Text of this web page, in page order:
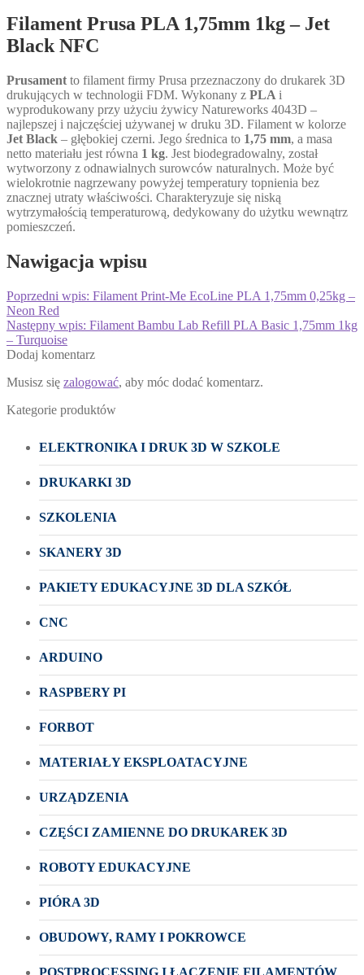
Filament Prusa PLA 1,75mm 1kg – Jet
Black NFC
Prusament to filament firmy Prusa przeznaczony do drukarek 3D
drukujących w technologii FDM. Wykonany z PLA i
wyprodukowany przy użyciu żywicy Natureworks 4043D –
najlepszej i najczęściej używanej w druku 3D. Filament w kolorze
Jet Black – głębokiej czerni. Jego średnica to 1,75 mm, a masa
netto materiału jest równa 1 kg. Jest biodegradowalny, został
wytworzony z odnawialnych surowców naturalnych. Może być
wielokrotnie nagrzewany powyżej temperatury topnienia bez
znacznej utraty właściwości. Charakteryzuje się niską
wytrzymałością temperaturową, dedykowany do użytku wewnątrz
pomieszczeń.
Nawigacja wpisu
Poprzedni wpis: Filament Print-Me EcoLine PLA 1,75mm 0,25kg –
Neon Red
Następny wpis: Filament Bambu Lab Refill PLA Basic 1,75mm 1kg
– Turquoise
Dodaj komentarz
Musisz się zalogować, aby móc dodać komentarz.
Kategorie produktów
ELEKTRONIKA I DRUK 3D W SZKOLE
DRUKARKI 3D
SZKOLENIA
SKANERY 3D
PAKIETY EDUKACYJNE 3D DLA SZKÓŁ
CNC
ARDUINO
RASPBERY PI
FORBOT
MATERIAŁY EKSPLOATACYJNE
URZĄDZENIA
CZĘŚCI ZAMIENNE DO DRUKAREK 3D
ROBOTY EDUKACYJNE
PIÓRA 3D
OBUDOWY, RAMY I POKROWCE
POSTPROCESSING I ŁĄCZENIE FILAMENTÓW